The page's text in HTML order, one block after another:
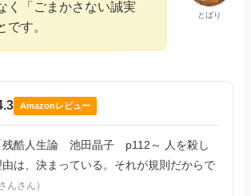
とばり
く「ごまかさない誠実
です。
Amazonレビュー
残酷人生論 池田晶子 p112～ 人を殺し
は、決まっている。それが規則だからで
んさん）